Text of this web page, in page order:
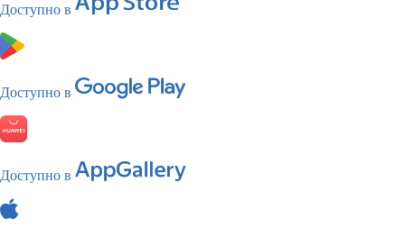
Доступно в
Доступно в
Доступно в